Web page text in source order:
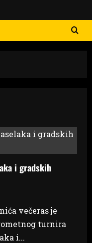
i gradskih
večeras je
turnira
i...